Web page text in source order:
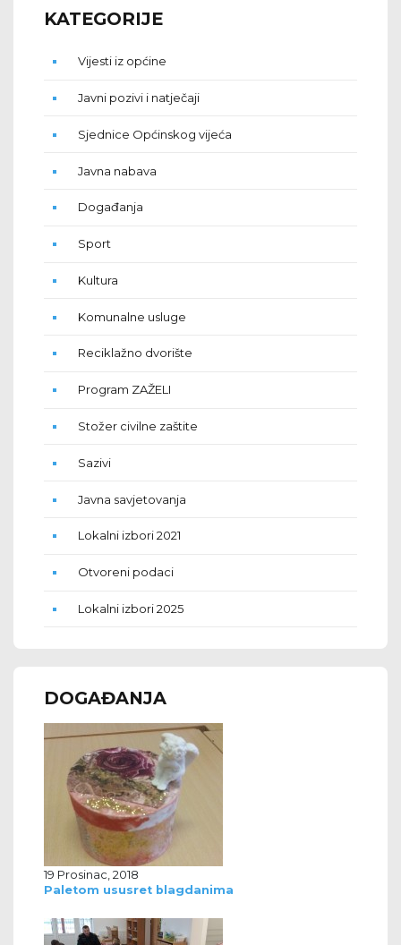
KATEGORIJE
Vijesti iz općine
Javni pozivi i natječaji
Sjednice Općinskog vijeća
Javna nabava
Događanja
Sport
Kultura
Komunalne usluge
Reciklažno dvorište
Program ZAŽELI
Stožer civilne zaštite
Sazivi
Javna savjetovanja
Lokalni izbori 2021
Otvoreni podaci
Lokalni izbori 2025
DOGAĐANJA
19 Prosinac, 2018
Paletom ususret blagdanima